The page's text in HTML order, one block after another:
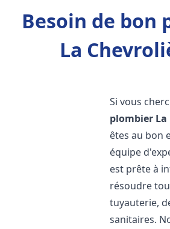
Besoin de bon
La
Si vous
plombier
êtes au bon
équipe
est prête à
résoudre
tuyauterie,
sanitaires.